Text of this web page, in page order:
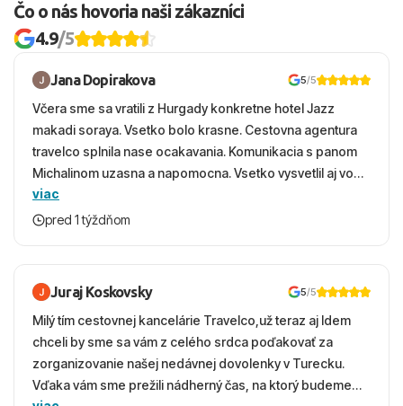
Čo o nás hovoria naši zákazníci
4.9/5
Jana Dopirakova 5/5
Včera sme sa vratili z Hurgady konkretne hotel Jazz
makadi soraya. Vsetko bolo krasne. Cestovna agentura
travelco splnila nase ocakavania. Komunikacia s panom
Michalinom uzasna a napomocna. Vsetko vysvetlil aj vo
vecernych hodinach zaco sa ospravedlnujem. Hotel
krasny, cisty. Sluzby top. Strava, prostredie, more,
viac
pred 1 týždňom
Juraj Koskovsky 5/5
Milý tím cestovnej kancelárie Travelco,už teraz aj Idem
chceli by sme sa vám z celého srdca poďakovať za
zorganizovanie našej nedávnej dovolenky v Turecku.
Vďaka vám sme prežili nádherný čas, na ktorý budeme